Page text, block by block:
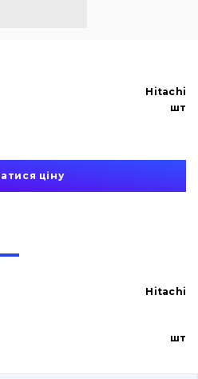
Hitachi
шт
ціну
Hitachi
шт